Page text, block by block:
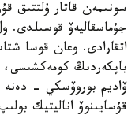
سونىمەن قاتار ۇلتتىق
جۇماسقاليەۆ قوسىلدى.
اتقارادى. وعان قوسا
باپكەردىڭ كومەكشىسى،
ۆاديم بوروۆسكي - دەنە
قۇسايىنوۆ اناليتيك